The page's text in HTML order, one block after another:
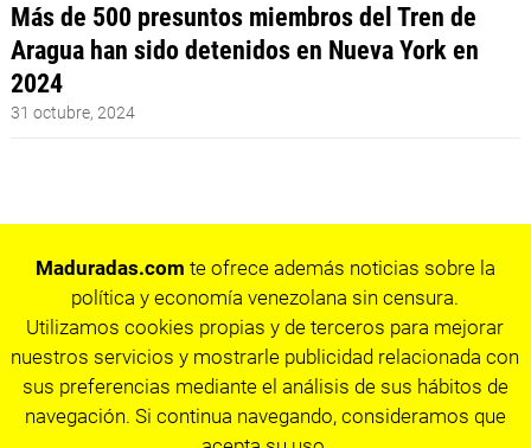
Más de 500 presuntos miembros del Tren de
Aragua han sido detenidos en Nueva York en
2024
31 octubre, 2024
Maduradas.com te ofrece además noticias sobre la
política y economía venezolana sin censura.
Utilizamos cookies propias y de terceros para mejorar
nuestros servicios y mostrarle publicidad relacionada con
sus preferencias mediante el análisis de sus hábitos de
navegación. Si continua navegando, consideramos que